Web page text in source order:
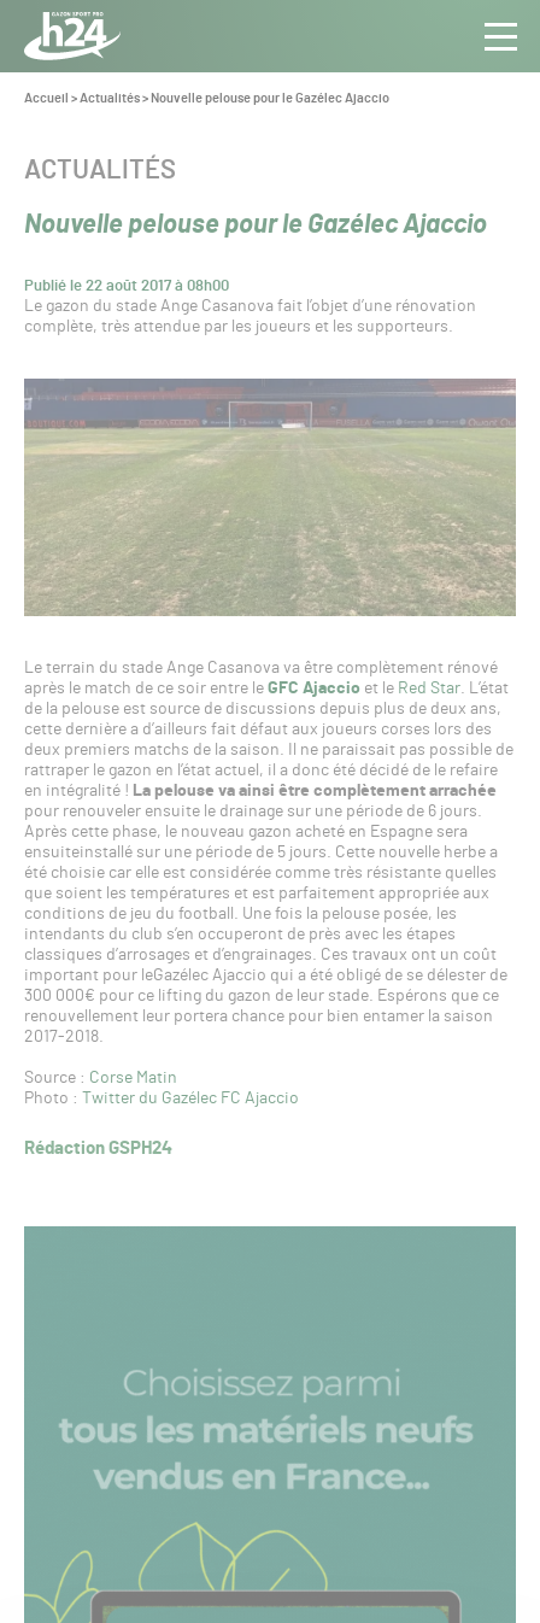
Panneau de gestion des cookies
Aller au contenu
Toute
l’info
Pro
Vous
Accueil >Actualités> Nouvelle pelouse pour le Gazélec Ajaccio
Nouvelle pelouse pour le Gazélec Ajaccio
Publié le 22 août 2017 à 08h00
CATÉGORIE :
ACTUALITÉS
Le gazon du stade Ange Casanova fait l’objet d’une rénovation
complète, très attendue par les joueurs et les supporteurs.
Le terrain du stade Ange Casanova va être complètement rénové
après le match de ce soir entre le GFC Ajaccioet le Red Star. L’état
de la pelouse est source de discussions depuis plus de deux ans,
cette dernière a d’ailleurs fait défaut aux joueurs corses lors des
deux premiers matchs de la saison. Il ne paraissait pas possible de
rattraper le gazon en l’état actuel, il a donc été décidé de le refaire
en intégralité ! La pelouse va ainsi être complètement arrachée
pour renouveler ensuite le drainage sur une période de 6 jours.
Après cette phase, le nouveau gazon acheté en Espagne sera
ensuiteinstallé sur une période de 5 jours. Cette nouvelle herbe a
été choisie car elle est considérée comme très résistante quelles
que soient les températures et est parfaitement appropriée aux
conditions de jeu du football. Une fois la pelouse posée, les
intendants du club s’en occuperont de près avec les étapes
classiques d’arrosages et d’engrainages. Ces travaux ont un coût
important pour leGazélec Ajaccio qui a été obligé de se délester de
300 000€ pour ce lifting du gazon de leur stade. Espérons que ce
renouvellement leur portera chance pour bien entamer la saison
2017-2018.
Source : Corse Matin
Photo : Twitter du Gazélec FC Ajaccio
Rédaction GSPH24